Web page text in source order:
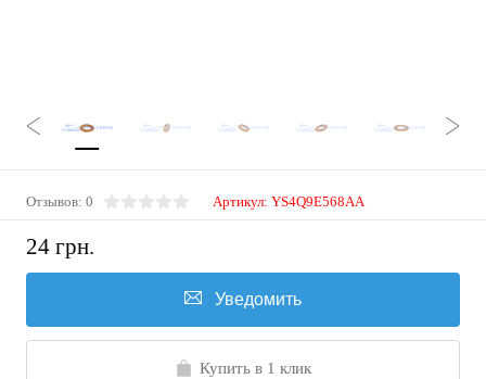
Отзывов: 0 Артикул: YS4Q9E568AA
24 грн.
Уведомить
Купить в 1 клик